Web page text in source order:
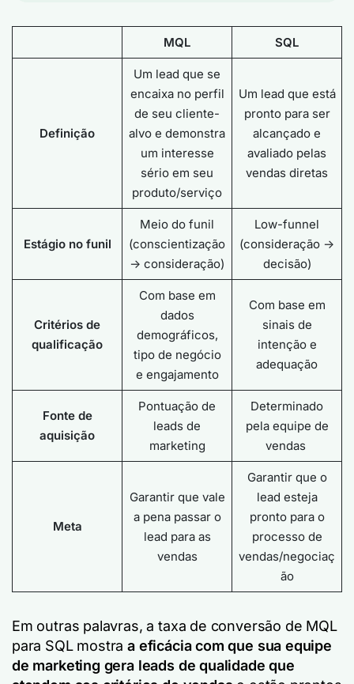
MQL SQL
Definição
Um lead que se
encaixa no perfil
de seu cliente-
alvo e demonstra
um interesse
sério em seu
produto/serviço
Um lead que está
pronto para ser
alcançado e
avaliado pelas
vendas diretas
Estágio no funil
Meio do funil
(conscientização
-> consideração)
Low-funnel
(consideração ->
decisão)
Critérios de
qualificação
Com base em
dados
demográficos,
tipo de negócio
e engajamento
Com base em
sinais de
intenção e
adequação
Fonte de
aquisição
Pontuação de
leads de
marketing
Determinado
pela equipe de
vendas
Meta
Garantir que vale
a pena passar o
lead para as
vendas
Garantir que o
lead esteja
pronto para o
processo de
vendas/negociaç
ão
Em outras palavras, a taxa de conversão de MQL
para SQL mostraa eficácia com que sua equipe
de marketing gera leads de qualidade que